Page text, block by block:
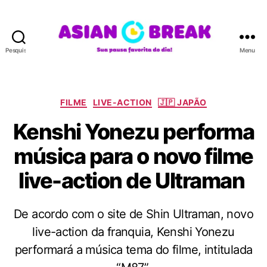
Pesquisar
A
B
R
E
A
K
Menu
C
t
e
g
o
r
i
s
FILME LIVE-ACTION 🇯🇵 JAPÃO
Kenshi Yonezu performa
música para o novo filme
live-action de Ultraman
De acordo com o site de Shin Ultraman, novo
live-action da franquia, Kenshi Yonezu
performará a música tema do filme, intitulada